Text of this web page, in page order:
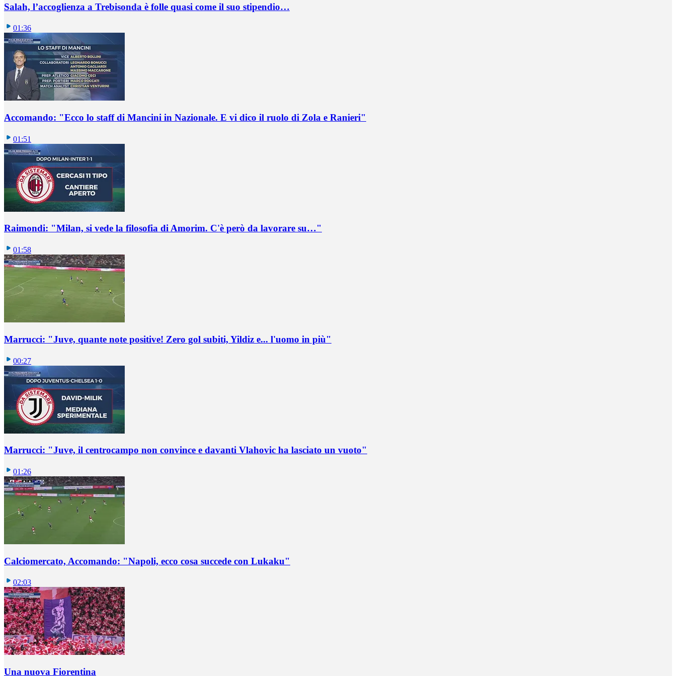
Salah, l’accoglienza a Trebisonda è folle quasi come il suo stipendio…
01:36
Accomando: "Ecco lo staff di Mancini in Nazionale. E vi dico il ruolo di Zola e Ranieri"
01:51
Raimondi: "Milan, si vede la filosofia di Amorim. C'è però da lavorare su…"
01:58
Marrucci: "Juve, quante note positive! Zero gol subiti, Yildiz e... l'uomo in più"
00:27
Marrucci: "Juve, il centrocampo non convince e davanti Vlahovic ha lasciato un vuoto"
01:26
Calciomercato, Accomando: "Napoli, ecco cosa succede con Lukaku"
02:03
Una nuova Fiorentina